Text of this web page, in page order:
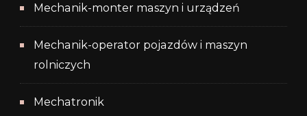
Mechanik-monter maszyn i urządzeń
Mechanik-operator pojazdów i maszyn
rolniczych
Mechatronik